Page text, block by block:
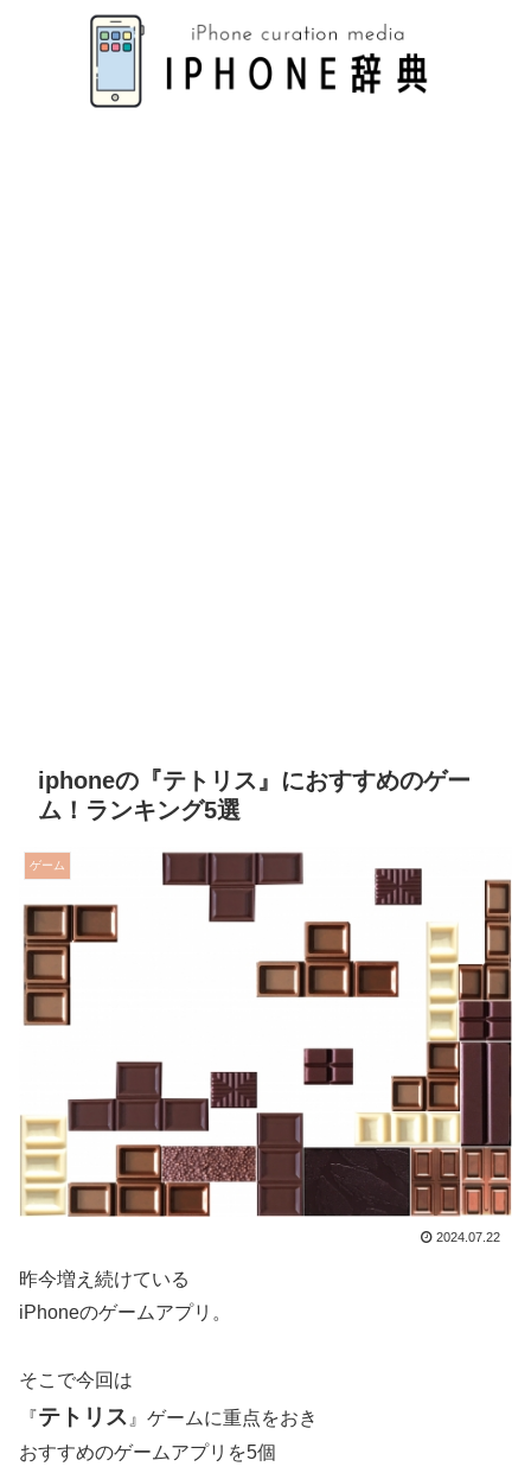
iphoneの『テトリス』におすすめのゲー
ム！ランキング5選
ゲーム
2024.07.22
昨今増え続けている
iPhoneのゲームアプリ。
そこで今回は
『テトリス 』ゲームに重点をおき
おすすめのゲームアプリを5個